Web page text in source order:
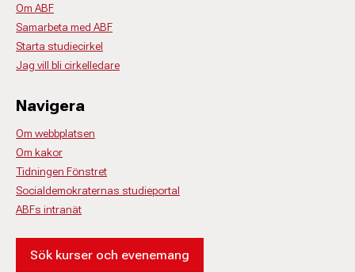
Om ABF
Samarbeta med ABF
Starta studiecirkel
Jag vill bli cirkelledare
Navigera
Om webbplatsen
Om kakor
Tidningen Fönstret
Socialdemokraternas studieportal
ABFs intranät
Sök kurser och evenemang